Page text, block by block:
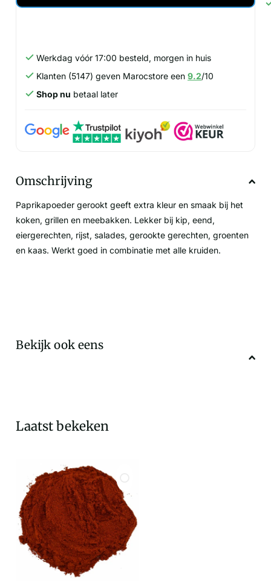
Werkdag vóór 17:00 besteld, morgen in huis
Klanten (5147) geven Marocstore een 9.2/10
Shop nu betaal later
Omschrijving
Paprikapoeder gerookt geeft extra kleur en smaak bij het
koken, grillen en meebakken. Lekker bij kip, eend,
eiergerechten, rijst, salades, gerookte gerechten, groenten
en kaas. Werkt goed in combinatie met alle kruiden.
Bekijk ook eens
Laatst bekeken